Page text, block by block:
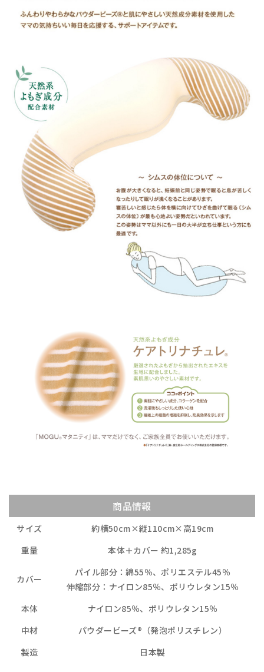
商品情報
サイズ
約横50cm×縦110cm×高19cm
重量
本体＋カバー 約1,285g
カバー
パイル部分：綿55％、ポリエステル45％
伸縮部分：ナイロン85％、ポリウレタン15％
本体
ナイロン85％、ポリウレタン15％
中材
パウダービーズ®（発泡ポリスチレン）
製造
日本製